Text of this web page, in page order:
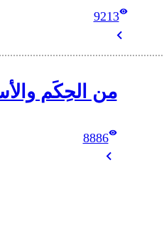
9213
من الحِكَم
8886